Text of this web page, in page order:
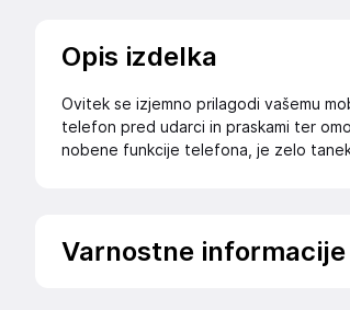
Opis izdelka
Ovitek se izjemno prilagodi vašemu
telefon pred udarci in praskami ter
nobene funkcije telefona, je zelo
Varnostne